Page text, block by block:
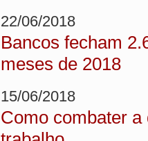
22/06/2018
Bancos fecham
meses de 2018
15/06/2018
Como combater